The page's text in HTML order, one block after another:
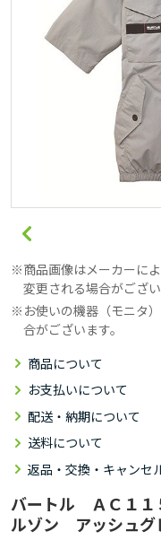
商品画像はメーカーに
変更される場合がござい
お使いの機器（モニタ
合がございます。
商品について
お支払いについて
配送・納期について
送料について
返品・交換・キャンセ
バートル ＡＣ１１
ルゾン アッシュ